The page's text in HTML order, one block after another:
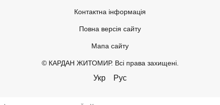
Контактна інформація
Повна версія сайту
Мапа сайту
© КАРДАН ЖИТОМИР. Всі права захищені.
Укр Рус